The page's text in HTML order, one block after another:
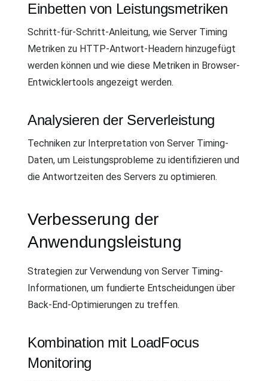
Einbetten von Leistungsmetriken
Schritt-für-Schritt-Anleitung, wie Server Timing
Metriken zu HTTP-Antwort-Headern hinzugefügt
werden können und wie diese Metriken in Browser-
Entwicklertools angezeigt werden.
Analysieren der Serverleistung
Techniken zur Interpretation von Server Timing-
Daten, um Leistungsprobleme zu identifizieren und
die Antwortzeiten des Servers zu optimieren.
Verbesserung der
Anwendungsleistung
Strategien zur Verwendung von Server Timing-
Informationen, um fundierte Entscheidungen über
Back-End-Optimierungen zu treffen.
Kombination mit LoadFocus
Monitoring